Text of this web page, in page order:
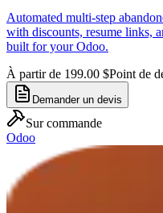
Automated multi-step
with discounts, resume links,
built for your Odoo.
À partir de 199.00 $Point de
Demander un devis
Sur commande
Odoo